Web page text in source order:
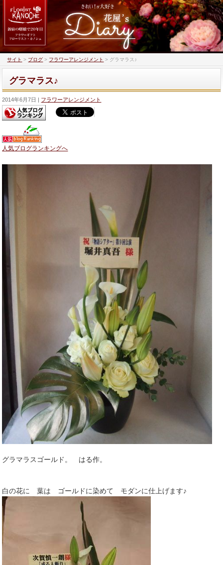
サイト > ブログ > フラワーアレンジメント > グラマラス♪
グラマラス♪
2014年6月7日 フラワーアレンジメント
人気ブログランキングへ
グラマラスゴールド。 はる作。
白の花に 葉は ゴールドに染めて モダンに仕上げます♪